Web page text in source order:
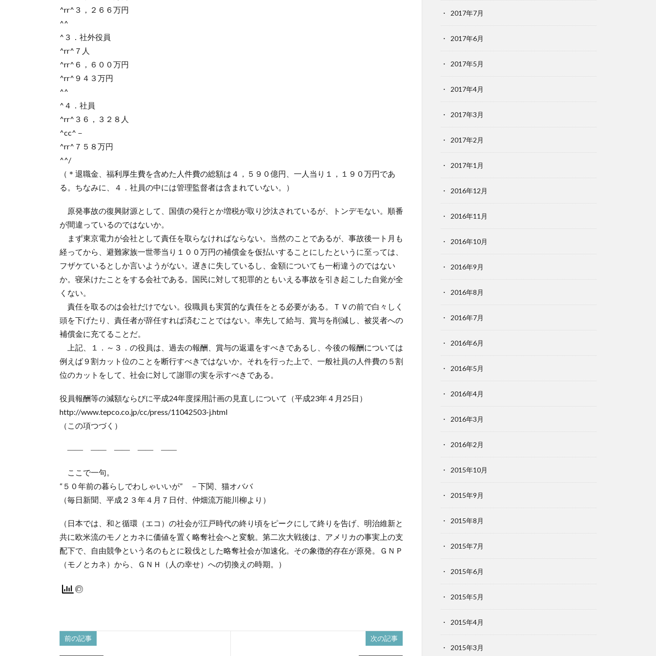
^rr^３，２６６万円
^^
^３．社外役員
^rr^７人
^rr^６，６００万円
^rr^９４３万円
^^
^４．社員
^rr^３６，３２８人
^cc^－
^rr^７５８万円
^^/
（＊退職金、福利厚生費を含めた人件費の総額は４，５９０億円、一人当り１，１９０万円であ
る。ちなみに、４．社員の中には管理監督者は含まれていない。）
原発事故の復興財源として、国債の発行とか増税が取り沙汰されているが、トンデモない。順番
が間違っているのではないか。
まず東京電力が会社として責任を取らなければならない。当然のことであるが、事故後一ト月も
経ってから、避難家族一世帯当り１００万円の補償金を仮払いすることにしたというに至っては、
フザケているとしか言いようがない。遅きに失しているし、金額についても一桁違うのではない
か。寝呆けたことをする会社である。国民に対して犯罪的ともいえる事故を引き起こした自覚が全
くない。
責任を取るのは会社だけでない。役職員も実質的な責任をとる必要がある。ＴＶの前で白々しく
頭を下げたり、責任者が辞任すれば済むことではない。率先して給与、賞与を削減し、被災者への
補償金に充てることだ。
上記、１．～３．の役員は、過去の報酬、賞与の返還をすべきであるし、今後の報酬については
例えば９割カット位のことを断行すべきではないか。それを行った上で、一般社員の人件費の５割
位のカットをして、社会に対して謝罪の実を示すべきである。
役員報酬等の減額ならびに平成24年度採用計画の見直しについて（平成23年４月25日）
http://www.tepco.co.jp/cc/press/11042503-j.html
（この項つづく）
―― ―― ―― ―― ――
ここで一句。
“５０年前の暮らしでわしゃいいが” －下関、猫オババ
（毎日新聞、平成２３年４月７日付、仲畑流万能川柳より）
（日本では、和と循環（エコ）の社会が江戸時代の終り頃をピークにして終りを告げ、明治維新と
共に欧米流のモノとカネに価値を置く略奪社会へと変貌。第二次大戦後は、アメリカの事実上の支
配下で、自由競争という名のもとに殺伐とした略奪社会が加速化。その象徴的存在が原発。ＧＮＰ
（モノとカネ）から、ＧＮＨ（人の幸せ）への切換えの時期。）
前の記事 次の記事
2017年7月
2017年6月
2017年5月
2017年4月
2017年3月
2017年2月
2017年1月
2016年12月
2016年11月
2016年10月
2016年9月
2016年8月
2016年7月
2016年6月
2016年5月
2016年4月
2016年3月
2016年2月
2015年10月
2015年9月
2015年8月
2015年7月
2015年6月
2015年5月
2015年4月
2015年3月